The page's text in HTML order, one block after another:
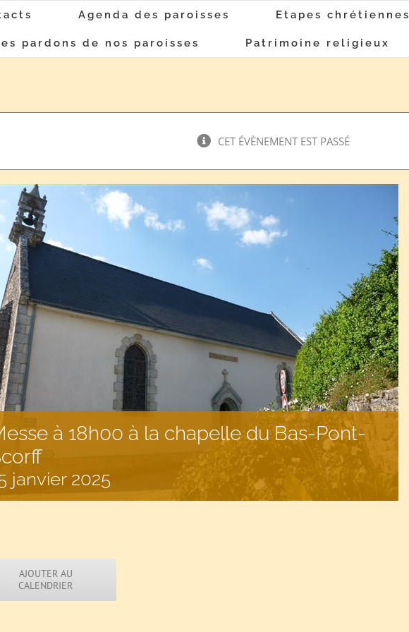
Agenda des paroisses Etapes chrétiennes
pardons de nos paroisses Patrimoine religieux
CET ÉVÈNEMENT EST PASSÉ
à 18h00 à la chapelle du Bas-Pont-
janvier 2025
AJOUTER AU
CALENDRIER